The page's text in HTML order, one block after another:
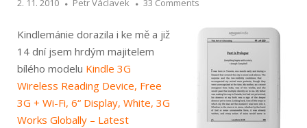
2. 11. 2010 Petr Václavek 33 Comments
Kindlemánie dorazila i ke mě a již
14 dní jsem hrdým majitelem
bílého modelu Kindle 3G
Wireless Reading Device, Free
3G + Wi-Fi, 6“ Display, White, 3G
Works Globally – Latest